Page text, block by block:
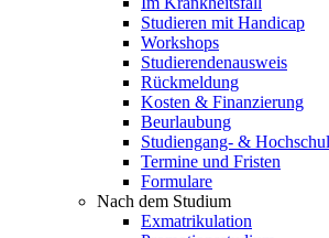
Studieren mit Handicap
Workshops
Studierendenausweis
Rückmeldung
Kosten & Finanzierung
Beurlaubung
Studiengang- &
Termine und Fristen
Formulare
Nach dem Studium
Exmatrikulation